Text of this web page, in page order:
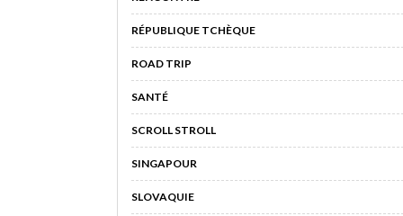
RÉPUBLIQUE TCHÈQUE
ROAD TRIP
SANTÉ
SCROLL STROLL
SINGAPOUR
SLOVAQUIE